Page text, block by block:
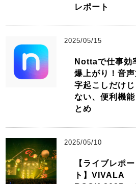
レポート
2025/05/15
Nottaで仕事効
爆上がり！音声
字起こしだけじ
ない、便利機能
とめ
2025/05/10
【ライブレポー
ト】VIVALA